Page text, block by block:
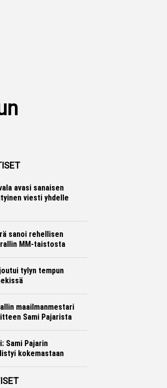
avasi sanaisen
viesti yhdelle
sanoi rehellisen
MM-taistosta
tylyn tempun
maailmanmestari
Sami Pajarista
Sami Pajarin
kokemastaan